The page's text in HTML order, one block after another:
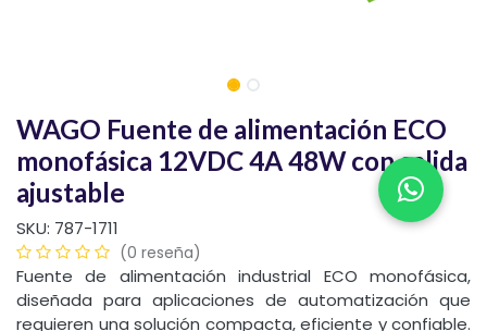
WAGO Fuente de alimentación ECO
monofásica 12VDC 4A 48W con salida
ajustable
SKU: 787-1711
(0 reseña)
Fuente de alimentación industrial ECO monofásica,
diseñada para aplicaciones de automatización que
requieren una solución compacta, eficiente y confiable.